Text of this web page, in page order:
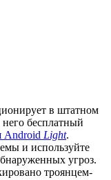
в штатном
него бесплатный
Android Light.
и используйте
угроз.
троянцем-